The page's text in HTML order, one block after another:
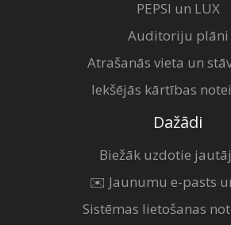
PEPSI un LUX
Auditoriju plāni
Atrašanās vieta un
Iekšējās kārtības
Dažādi
Biežāk uzdotie
✉️ Jaunumu e-pasts
Sistēmas lietošanas